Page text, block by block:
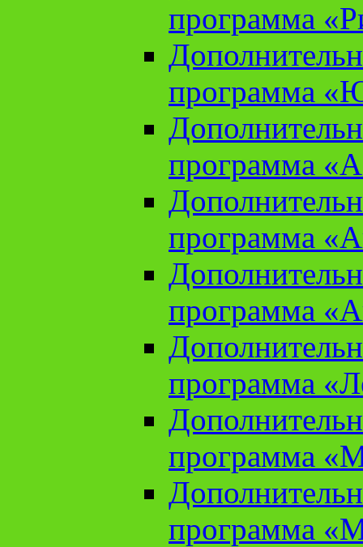
программа
программа
программа
программа
программа
программа
программа
программа